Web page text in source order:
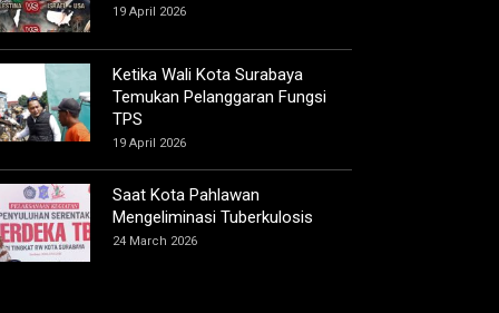
19 April 2026
Ketika Wali Kota Surabaya
Temukan Pelanggaran Fungsi
TPS
19 April 2026
Saat Kota Pahlawan
Mengeliminasi Tuberkulosis
24 March 2026